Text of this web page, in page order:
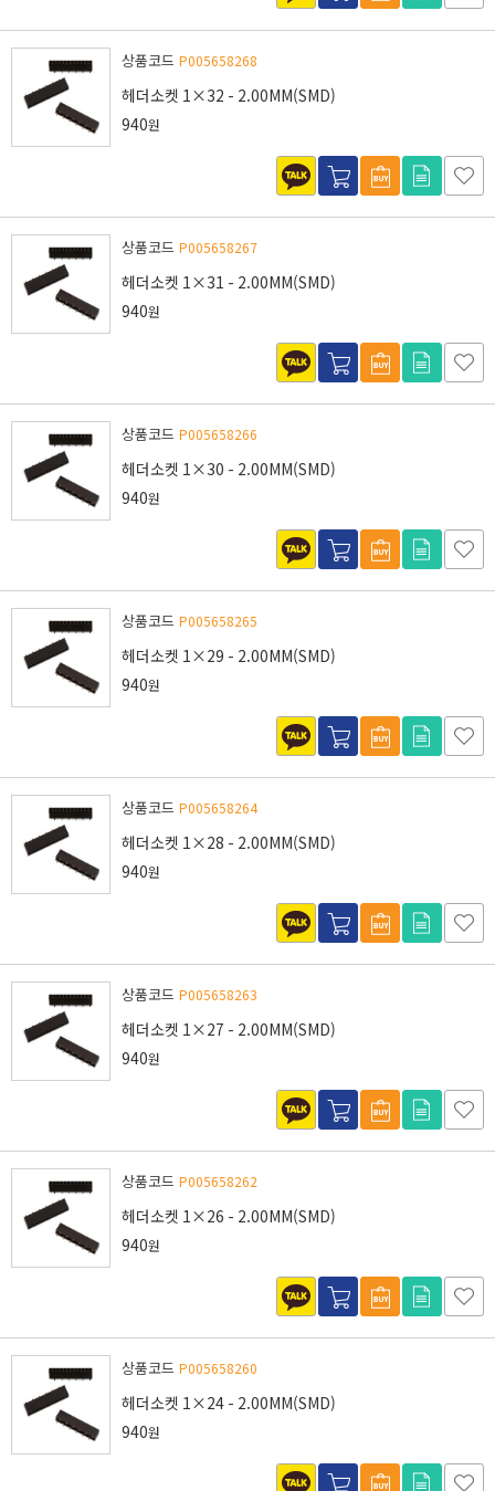
상품코드 P005658268
헤더소켓 1×32 - 2.00MM(SMD)
940원
상품코드 P005658267
헤더소켓 1×31 - 2.00MM(SMD)
940원
상품코드 P005658266
헤더소켓 1×30 - 2.00MM(SMD)
940원
상품코드 P005658265
헤더소켓 1×29 - 2.00MM(SMD)
940원
상품코드 P005658264
헤더소켓 1×28 - 2.00MM(SMD)
940원
상품코드 P005658263
헤더소켓 1×27 - 2.00MM(SMD)
940원
상품코드 P005658262
헤더소켓 1×26 - 2.00MM(SMD)
940원
상품코드 P005658260
헤더소켓 1×24 - 2.00MM(SMD)
940원